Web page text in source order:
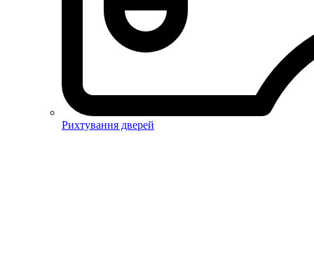
Рихтування дверей